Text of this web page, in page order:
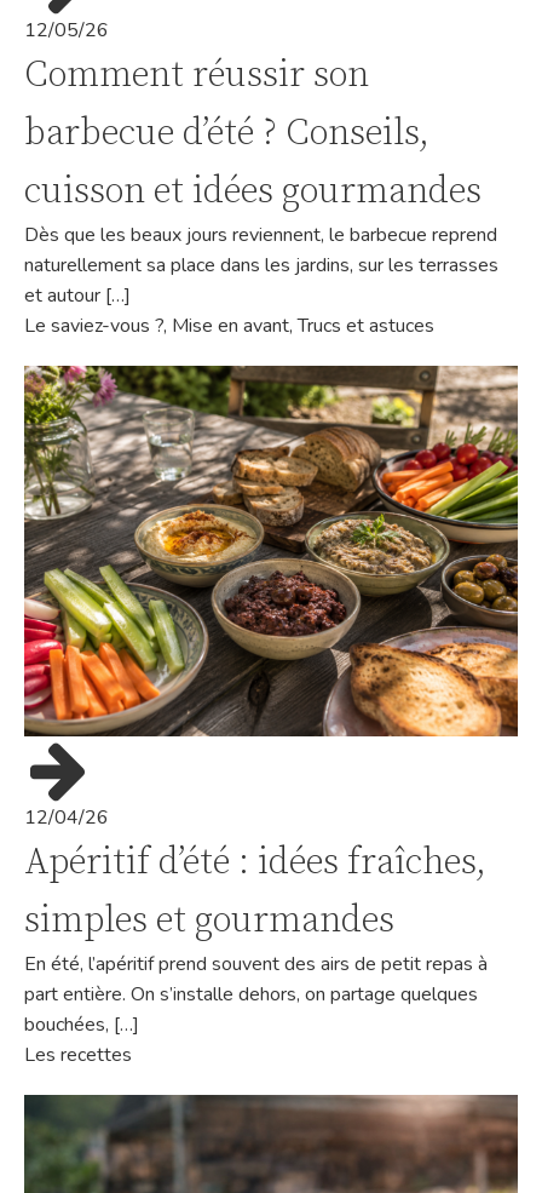
12/05/26
Comment réussir son
barbecue d’été ? Conseils,
cuisson et idées gourmandes
Dès que les beaux jours reviennent, le barbecue reprend
naturellement sa place dans les jardins, sur les terrasses
et autour […]
Le saviez-vous ?, Mise en avant,Trucs et astuces
12/04/26
Apéritif d’été : idées fraîches,
simples et gourmandes
En été, l’apéritif prend souvent des airs de petit repas à
part entière. On s’installe dehors, on partage quelques
bouchées, […]
Les recettes